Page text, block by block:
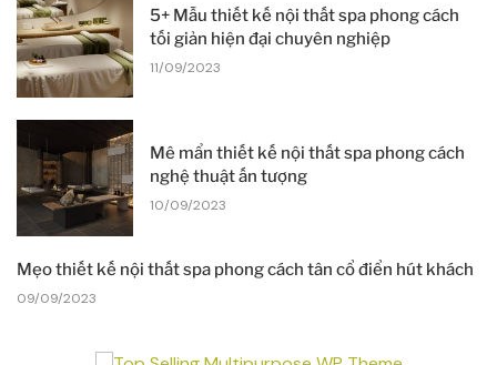
5+ Mẫu thiết kế nội thất spa phong cách
tối giản hiện đại chuyên nghiệp
11/09/2023
Mê mẩn thiết kế nội thất spa phong cách
nghệ thuật ấn tượng
10/09/2023
Mẹo thiết kế nội thất spa phong cách tân cổ điển hút khách
09/09/2023